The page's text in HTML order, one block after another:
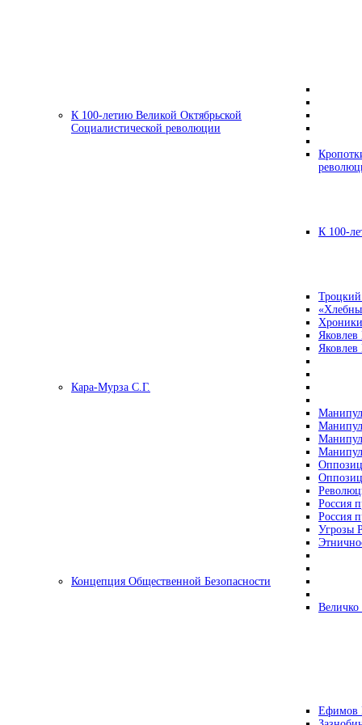
К 100-летию Великой Октябрьской
Социалистической революции
К 100-
Кара-Мурза С.Г.
Россия
Россия
Угрозы
Концепция Общественной Безопасности
Ефимов